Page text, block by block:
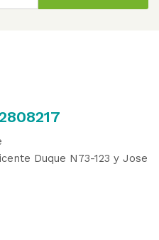
Duque N73-123 y Jose